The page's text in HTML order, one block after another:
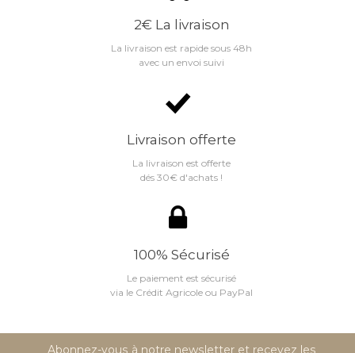
2€ La livraison
La livraison est rapide sous 48h
avec un envoi suivi
Livraison offerte
La livraison est offerte
dés 30€ d'achats !
100% Sécurisé
Le paiement est sécurisé
via le Crédit Agricole ou PayPal
Abonnez-vous à notre newsletter et recevez les